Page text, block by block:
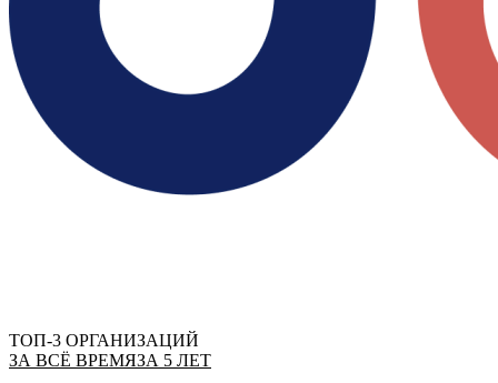
ТОП-3 ОРГАНИЗАЦИЙ
ЗА ВСЁ ВРЕМЯЗА 5 ЛЕТ